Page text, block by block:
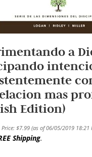
a
mas
Edition)
$7.99(as of 06/05/2019 18:21
Shipping.